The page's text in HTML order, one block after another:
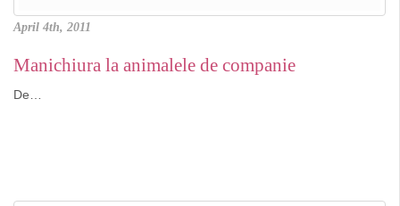
April 4th, 2011
Manichiura la animalele de companie
De…